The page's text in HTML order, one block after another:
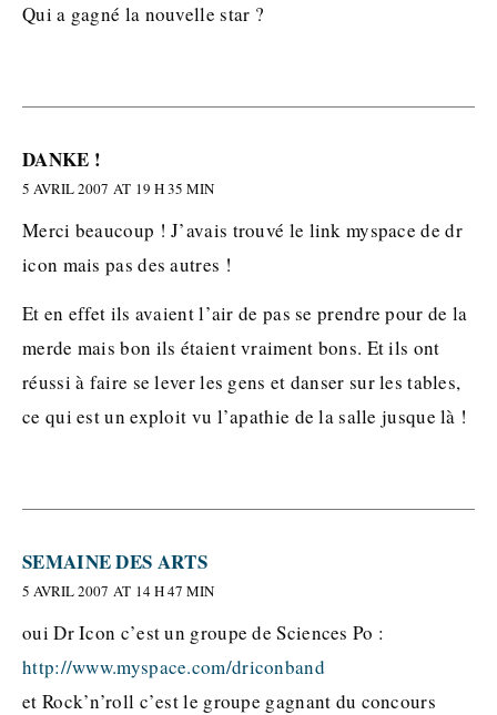
Qui a gagné la nouvelle star ?
DANKE !
5 AVRIL 2007 AT 19 H 35 MIN
Merci beaucoup ! J’avais trouvé le link myspace de dr
icon mais pas des autres !
Et en effet ils avaient l’air de pas se prendre pour de la
merde mais bon ils étaient vraiment bons. Et ils ont
réussi à faire se lever les gens et danser sur les tables,
ce qui est un exploit vu l’apathie de la salle jusque là !
SEMAINE DES ARTS
5 AVRIL 2007 AT 14 H 47 MIN
oui Dr Icon c’est un groupe de Sciences Po :
http://www.myspace.com/driconband
et Rock’n’roll c’est le groupe gagnant du concours